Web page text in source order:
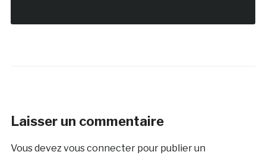
Laisser un commentaire
Vous devezvous connecterpour publier un